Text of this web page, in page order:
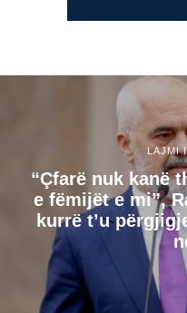
LAJMI
“Çfarë nuk kanë
e fëmijët e mi”,
kurrë t’u